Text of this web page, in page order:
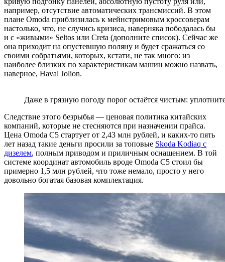
например, отсутствие автоматических трансмиссий. В этом
плане Omoda приблизилась к мейнстримовым кроссоверам
настолько, что, не случись кризиса, наверняка пободалась бы
и с «живыми» Seltos или Creta (дополните список). Сейчас же
она приходит на опустевшую поляну и будет сражаться со
своими собратьями, которых, кстати, не так много: из
наиболее близких по характеристикам машин можно назвать,
наверное, Haval Jolion.
Даже в грязную погоду порог остаётся чистым:
Следствие этого безрыбья — ценовая политика китайских
компаний, которые не стесняются при назначении прайса.
Цена Omoda C5 стартует от 2,43 млн рублей, и каких-то пять
лет назад такие деньги просили за топовые Skoda Kodiaq с
дизелем, полным приводом и приличным оснащением. В той
системе координат автомобиль вроде Omoda C5 стоил бы
примерно 1,5 млн рублей, что тоже немало, просто у него
довольно богатая базовая комплектация.